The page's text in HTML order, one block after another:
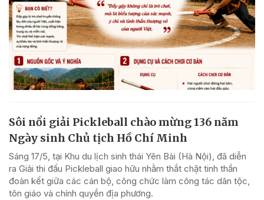
Sôi nổi giải Pickleball chào mừng 136 năm
Ngày sinh Chủ tịch Hồ Chí Minh
Sáng 17/5, tại Khu du lịch sinh thái Yên Bài (Hà Nội), đã diễn
ra Giải thi đấu Pickleball giao hữu nhằm thắt chặt tinh thần
đoàn kết giữa các cán bộ, công chức làm công tác dân tộc,
tôn giáo và chính quyền địa phương.